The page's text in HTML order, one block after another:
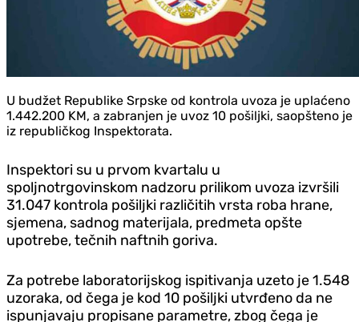
U budžet Republike Srpske od kontrola uvoza je uplaćeno
1.442.200 KM, a zabranjen je uvoz 10 pošiljki, saopšteno je
iz republičkog Inspektorata.
Inspektori su u prvom kvartalu u
spoljnotrgovinskom nadzoru prilikom uvoza izvršili
31.047 kontrola pošiljki različitih vrsta roba hrane,
sjemena, sadnog materijala, predmeta opšte
upotrebe, tečnih naftnih goriva.
Za potrebe laboratorijskog ispitivanja uzeto je 1.548
uzoraka, od čega je kod 10 pošiljki utvrđeno da ne
ispunjavaju propisane parametre, zbog čega je